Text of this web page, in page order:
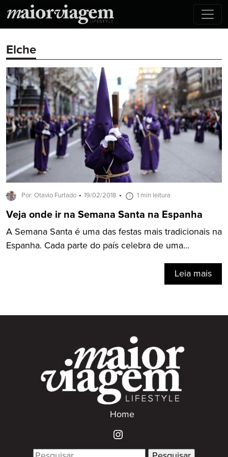
Elche
Por: Otavio Furtado 19/02/2018 1 min leitura
Veja onde ir na Semana Santa na Espanha
A Semana Santa é uma das festas mais tradicionais na
Espanha. Cada parte do país celebra de uma...
Leia mais
Home
Search